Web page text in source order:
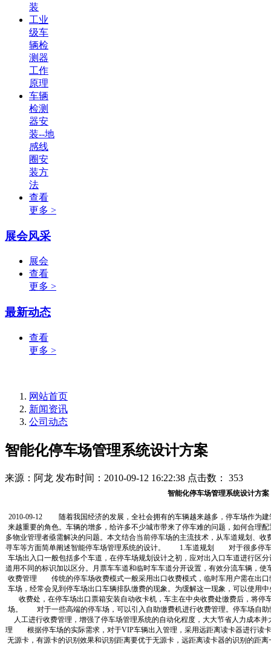
装
工业
级车
辆检
测器
工作
原理
车辆
检测
器安
装--地
感线
圈安
装方
法
查看
更多 >
展会风采
展会
查看
更多 >
最新动态
查看
更多 >
网站首页
新闻资讯
公司动态
智能化停车场管理系统设计方案
来源：阿龙 发布时间：2010-09-12 16:22:38 点击数： 353
智能化停车场管理系统设计方案
2010-09-12 随着我国经济的发展，全社会拥有的车辆越来越多，停车场作为建
来越重要的角色。车辆的增多，给许多不少城市带来了停车难的问题，如何合理
多物业管理者亟需解决的问题。本文结合当前停车场的主流技术，从车道规划、
寻车等方面简单阐述智能停车场管理系统的设计。 1.车道规划 对于很多停车
车场出入口一般包括多个车道，在停车场规划设计之初，应对出入口车道进行区
道用不同的标识加以区分。月票车车道和临时车车道分开设置，有效分流车辆
收费管理 传统的停车场收费模式一般采用出口收费模式，临时车用户需在出口
车场，经常会见到停车场出口车辆排队缴费的现象。为缓解这一现象，可以使用
收费处，在停车场出口票箱安装自动收卡机，车主在中央收费处缴费后，将停
场。 对于一些高端的停车场，可以引入自助缴费机进行收费管理。停车场自助
人工进行收费管理，增强了停车场管理系统的自动化程度，大大节省人力成
理 根据停车场的实际需求，对于VIP车辆出入管理，采用远距离读卡器进行读
无源卡，有源卡的识别效果和识别距离要优于无源卡，远距离读卡器的识别的距